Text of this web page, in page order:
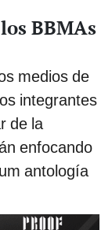
BBMAs
medios de
integrantes
de la
enfocando
antología